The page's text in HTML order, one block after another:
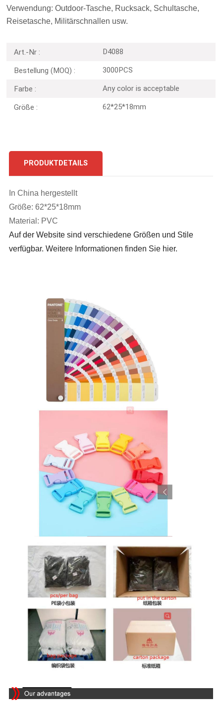
Verwendung: Outdoor-Tasche, Rucksack, Schultasche,
Reisetasche, Militärschnallen usw.
Art.-Nr : D4088
Bestellung (MOQ) : 3000PCS
Farbe : Any color is acceptable
Größe : 62*25*18mm
PRODUKTDETAILS
In China hergestellt
Größe: 62*25*18mm
Material: PVC
Auf der Website sind verschiedene Größen und Stile
verfügbar. Weitere Informationen finden Sie hier.